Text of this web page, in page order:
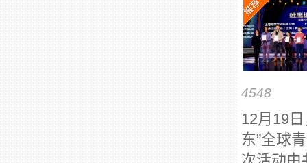
4548
12月19
东”全球